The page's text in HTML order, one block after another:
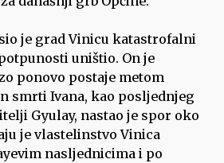
je grad Vinicu katastrofalni
uništio. On je
ponovo postaje metom
smrti Ivana, kao posljednjeg
Gyulay, nastao je spor oko
je vlastelinstvo Vinica
nasljednicima i po